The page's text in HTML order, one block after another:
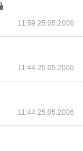
11:59 25.05.2006
11:44 25.05.2006
11:44 25.05.2006